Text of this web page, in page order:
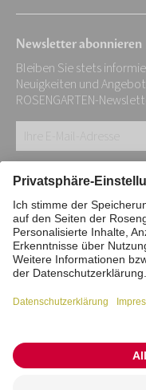
Newsletter abonnieren
Bleiben Sie stets
Neuigkeiten und
ROSENGARTEN-
E-
Mail-
Adresse:
*
Impressum
Interne Meldestelle
Barrierefreiheitserklärung